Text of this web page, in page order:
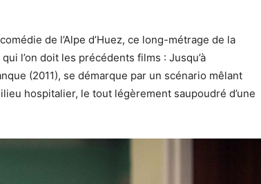
de l’Alpe d’Huez, ce long-métrage de la
l’on doit les précédents films : Jusqu’à
(2011), se démarque par un scénario mêlant
hospitalier, le tout légèrement saupoudré d’une